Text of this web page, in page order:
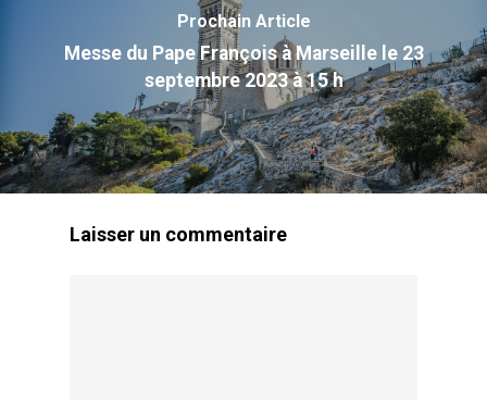
Prochain Article
Messe du Pape François à Marseille le 23
septembre 2023 à 15 h
Laisser un commentaire
Missions
Reconnaissance
Prière
Témoignages